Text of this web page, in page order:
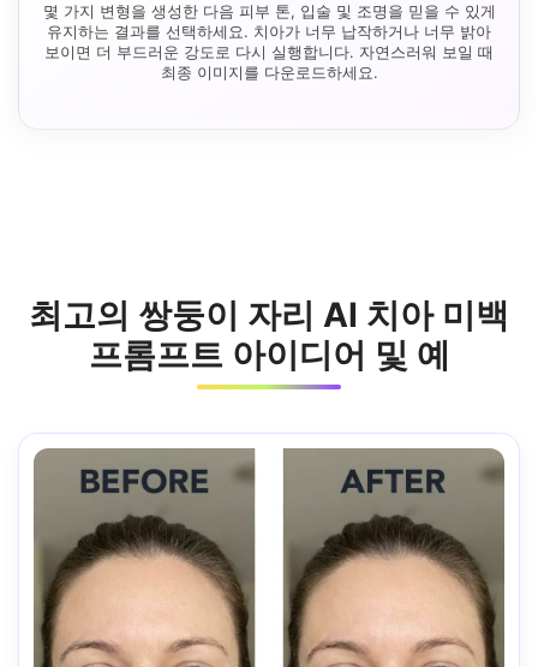
몇 가지 변형을 생성한 다음 피부 톤, 입술 및 조명을 믿을 수 있게
유지하는 결과를 선택하세요. 치아가 너무 납작하거나 너무 밝아
보이면 더 부드러운 강도로 다시 실행합니다. 자연스러워 보일 때
최종 이미지를 다운로드하세요.
최고의 쌍둥이 자리 AI 치아 미백
프롬프트 아이디어 및 예